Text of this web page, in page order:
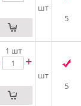
шт
5
1 шт
+
шт
5